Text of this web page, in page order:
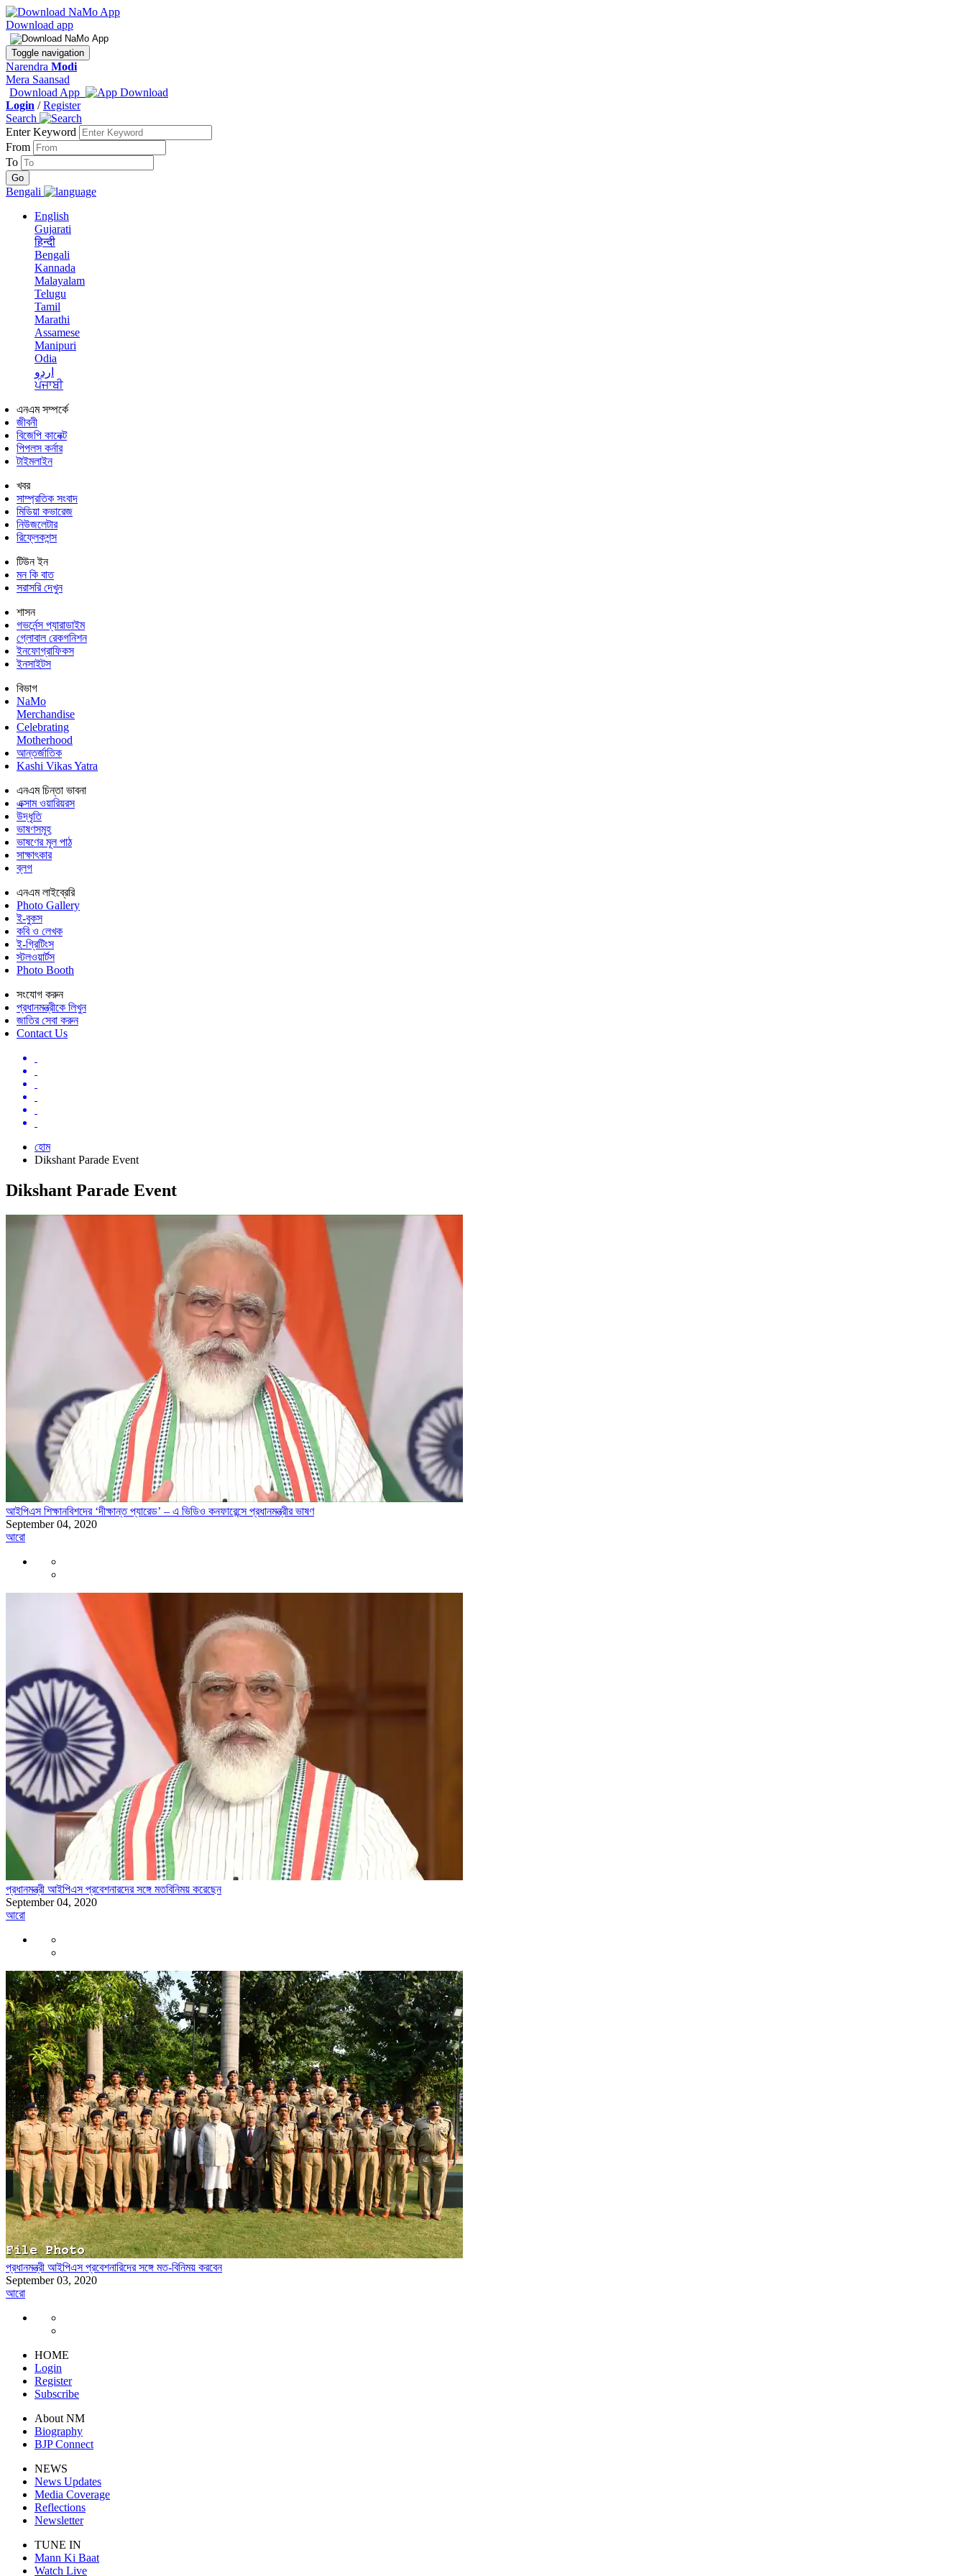
Download app
Toggle navigation
Narendra Modi
Mera Saansad
Download App
Login /Register
Search
Enter Keyword
From
To
Bengali
English
Gujarati
हिन्दी
Bengali
Kannada
Malayalam
Telugu
Tamil
Marathi
Assamese
Manipuri
Odia
اردو
ਪੰਜਾਬੀ
এনএম সম্পর্কে
জীবনী
বিজেপি কানেক্ট
পিপলস কর্নার
টাইমলাইন
খবর
সাম্প্রতিক সংবাদ
মিডিয়া কভারেজ
নিউজলেটার
রিফ্লেকশন্স
টিউন ইন
মন কি বাত
সরাসরি দেখুন
শাসন
গভর্নেন্স প্যারাডাইম
গ্লোবাল রেকগনিশন
ইনফোগ্রাফিকস
ইনসাইটস
বিভাগ
NaMo
Merchandise
Celebrating
Motherhood
আন্তর্জাতিক
Kashi Vikas Yatra
এনএম চিন্তা ভাবনা
এক্সাম ওয়ারিয়রস
উদ্ধৃতি
ভাষণসমূহ
ভাষণের মূল পাঠ
সাক্ষাৎকার
ব্লগ
এনএম লাইব্রেরি
Photo Gallery
ই-বুকস
কবি ও লেখক
ই-গ্রিটিংস
স্টলওয়ার্টস
Photo Booth
সংযোগ করুন
প্রধানমন্ত্রীকে লিখুন
জাতির সেবা করুন
Contact Us
হোম
Dikshant Parade Event
Dikshant Parade Event
আইপিএস শিক্ষানবিশদের ‘দীক্ষান্ত প্যারেড’ – এ ভিডিও কনফারেন্সে প্রধানমন্ত্রীর ভাষণ
September 04, 2020
আরো
প্রধানমন্ত্রী আইপিএস প্রবেশনারদের সঙ্গে মতবিনিময় করেছেন
September 04, 2020
আরো
প্রধানমন্ত্রী আইপিএস প্রবেশনারিদের সঙ্গে মত-বিনিময় করবেন
September 03, 2020
আরো
HOME
Login
Register
Subscribe
About NM
Biography
BJP Connect
NEWS
News Updates
Media Coverage
Reflections
Newsletter
TUNE IN
Mann Ki Baat
Watch Live